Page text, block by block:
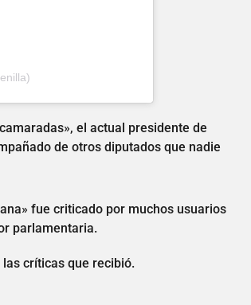
el actual presidente de
de otros diputados que nadie
fue criticado por muchos usuarios
parlamentaria.
las críticas que recibió.